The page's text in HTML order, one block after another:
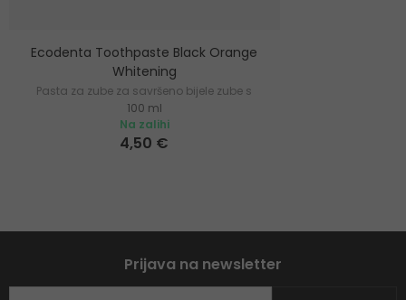
Ecodenta Toothpaste Black Orange
Whitening
Pasta za zube za savršeno bijele zube s
okusom naranče
100 ml
Na zalihi
4,50 €
Prijava na newsletter